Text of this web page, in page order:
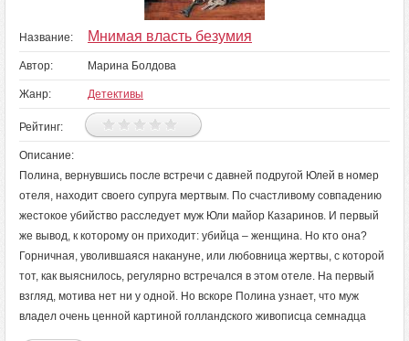
Название: Мнимая власть безумия
Автор: Марина Болдова
Жанр: Детективы
Рейтинг:
Описание:
Полина, вернувшись после встречи с давней подругой Юлей в номер
отеля, находит своего супруга мертвым. По счастливому совпадению
жестокое убийство расследует муж Юли майор Казаринов. И первый
же вывод, к которому он приходит: убийца – женщина. Но кто она?
Горничная, уволившаяся накануне, или любовница жертвы, с которой
тот, как выяснилось, регулярно встречался в этом отеле. На первый
взгляд, мотива нет ни у одной. Но вскоре Полина узнает, что муж
владел очень ценной картиной голландского живописца семнадца